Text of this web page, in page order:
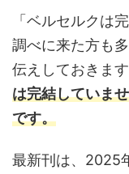
「ベルセルクは
調べに来た方も
伝えしておきます
は完結していま
です。
最新刊は、2025